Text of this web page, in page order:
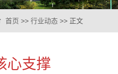
首页 >> 行业动态 >> 正文
心支撑